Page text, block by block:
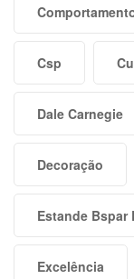
Csp
Dale Carnegie
Decoração
Estande Bspar
Excelência